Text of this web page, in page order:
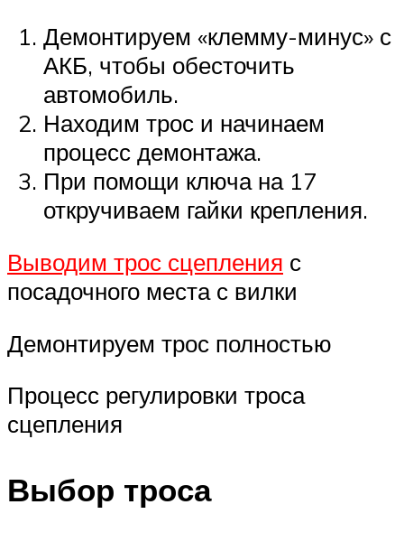
Демонтируем «клемму-минус» с
АКБ, чтобы обесточить
автомобиль.
Находим трос и начинаем
процесс демонтажа.
При помощи ключа на 17
откручиваем гайки крепления.
Выводим трос сцепления с
посадочного места с вилки
Демонтируем трос полностью
Процесс регулировки троса
сцепления
Выбор троса